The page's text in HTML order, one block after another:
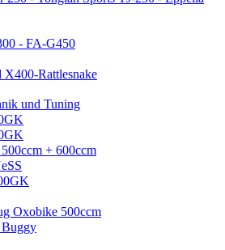
- FA-G450
Rattlesnake
und Tuning
+ 600ccm
Oxobike 500ccm